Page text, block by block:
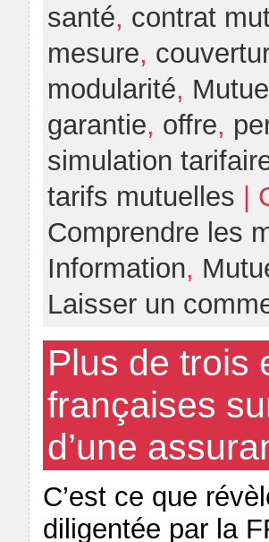
santé, contrat
mesure,
modularité,
garantie, offre,
simulation
tarifs mutuelles |
Comprendre les
Information,
Laisser un
Plus de trois
françaises
d’une
C’est ce que
diligentée par la